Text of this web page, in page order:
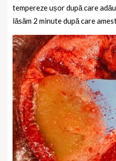
tempereze ușor după care
lăsăm 2 minute după care